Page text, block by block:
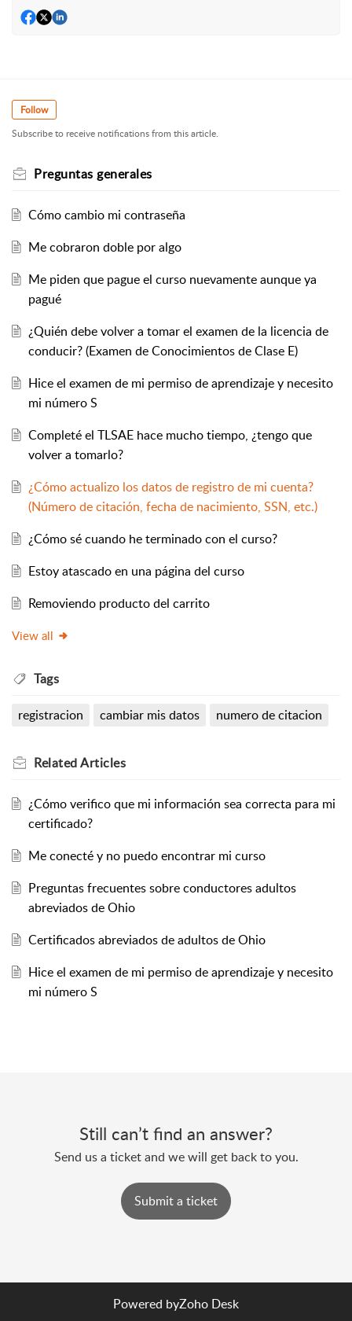
Follow
Subscribe to receive notifications from this article.
Preguntas generales
Cómo cambio mi contraseña
Me cobraron doble por algo
Me piden que pague el curso nuevamente aunque ya
pagué
¿Quién debe volver a tomar el examen de la licencia de
conducir? (Examen de Conocimientos de Clase E)
Hice el examen de mi permiso de aprendizaje y necesito
mi número S
Completé el TLSAE hace mucho tiempo, ¿tengo que
volver a tomarlo?
¿Cómo actualizo los datos de registro de mi cuenta?
(Número de citación, fecha de nacimiento, SSN, etc.)
¿Cómo sé cuando he terminado con el curso?
Estoy atascado en una página del curso
Removiendo producto del carrito
View all
Tags
registracion cambiar mis datos numero de citacion
RelatedArticles
¿Cómo verifico que mi información sea correcta para mi
certificado?
Me conecté y no puedo encontrar mi curso
Preguntas frecuentes sobre conductores adultos
abreviados de Ohio
Certificados abreviados de adultos de Ohio
Hice el examen de mi permiso de aprendizaje y necesito
mi número S
Still can’t find an answer?
Send us a ticket and we will get back to you.
Submit a ticket
Powered byZoho Desk